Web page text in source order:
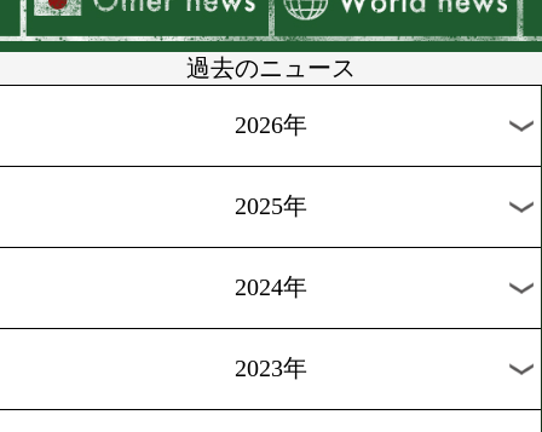
過去のニュース
2026年
2025年